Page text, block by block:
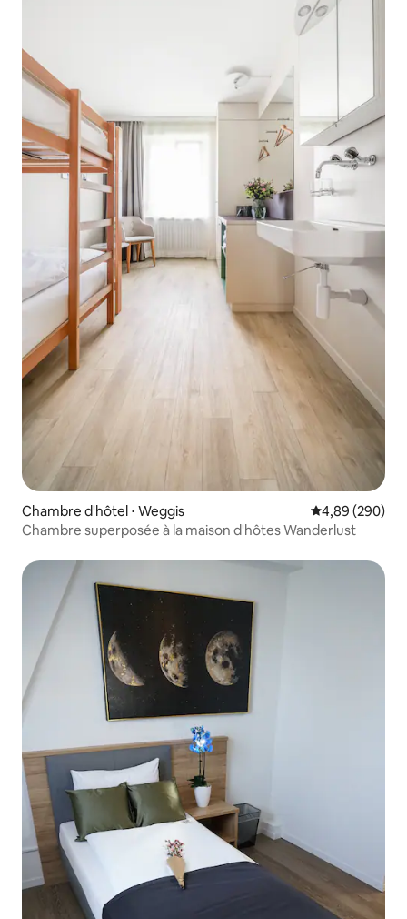
Chambre d'hôtel ⋅ Weggis Évaluation
4,89 (290)
Chambre superposée à la maison d'hôtes Wanderlust